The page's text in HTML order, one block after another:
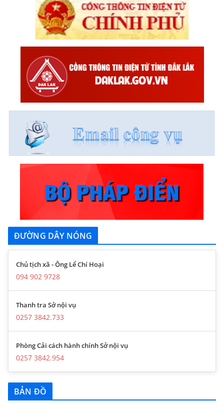
ĐƯỜNG DÂY NÓNG
Chủ tịch xã - Ông Lể Chí Hoại
094 902 9728
Thanh tra Sở nội vụ
0257 3842.733
Phòng Cải cách hành chính Sở nội vụ
0257 3842.954
BẢN ĐỒ